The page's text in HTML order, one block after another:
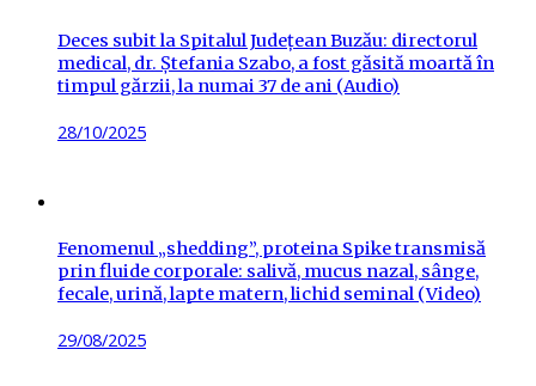
Deces subit la Spitalul Județean Buzău: directorul
medical, dr. Ștefania Szabo, a fost găsită moartă în
timpul gărzii, la numai 37 de ani (Audio)
Posted
28/10/2025
Fenomenul „shedding”, proteina Spike transmisă
prin fluide corporale: salivă, mucus nazal, sânge,
fecale, urină, lapte matern, lichid seminal (Video)
Posted
29/08/2025